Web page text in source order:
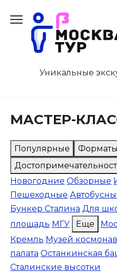
содержанию
Уникальные
МАСТЕР-
Популярные
Форматы
Новогодние Обзорные
Пешеходные
Бункер Сталина Для
площадь МГУ Еще
Кремль Музей
палата Останкинская
Сталинские высотки